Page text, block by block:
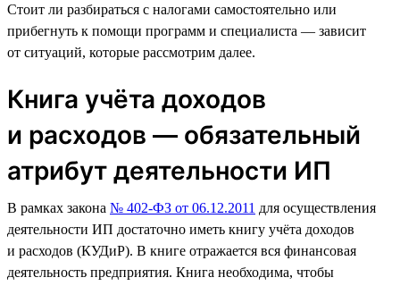
Стоит ли разбираться с налогами самостоятельно или
прибегнуть к помощи программ и специалиста — зависит
от ситуаций, которые рассмотрим далее.
Книга учёта доходов
и расходов — обязательный
атрибут деятельности ИП
В рамках закона № 402-ФЗ от 06.12.2011 для осуществления
деятельности ИП достаточно иметь книгу учёта доходов
и расходов (КУДиР). В книге отражается вся финансовая
деятельность предприятия. Книга необходима, чтобы